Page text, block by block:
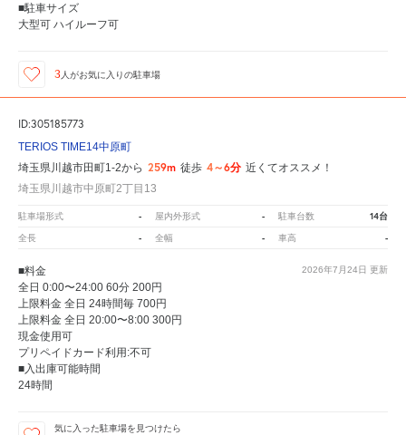
■駐車サイズ
大型可 ハイルーフ可
3 人がお気に入りの駐車場
ID:305185773
TERIOS TIME14中原町
埼玉県川越市田町1-2から 259m 徒歩 4～6分 近くてオススメ！
埼玉県川越市中原町2丁目13
駐車場形式 - 屋内外形式 - 駐車台数 14台
全長 - 全幅 - 車高 -
2026年7月24日 更新
■料金
全日 0:00〜24:00 60分 200円
上限料金 全日 24時間毎 700円
上限料金 全日 20:00〜8:00 300円
現金使用可
プリペイドカード利用:不可
■入出庫可能時間
24時間
気に入った駐車場を見つけたら